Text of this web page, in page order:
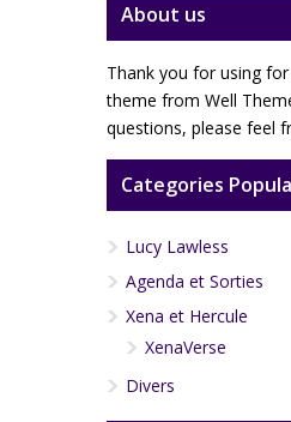
About us
Thank you for using
theme from Well
questions, please feel
Categories
Lucy Lawless
Agenda et Sorties
Xena et Hercule
XenaVerse
Divers